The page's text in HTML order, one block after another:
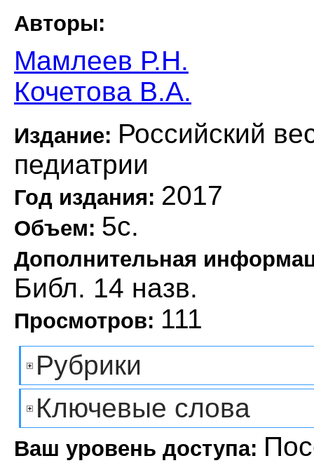
Авторы:
Мамлеев Р.Н.
Кочетова В.А.
Издание: Российский
педиатрии
Год издания: 2017
Объем: 5с.
Дополнительная
Библ. 14 назв.
Просмотров: 111
Рубрики
Ключевые слова
Ваш уровень доступа: